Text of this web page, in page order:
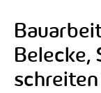
Belecke,